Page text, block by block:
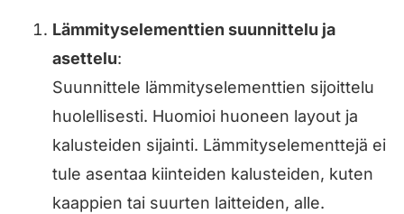
Lämmityselementtien suunnittelu ja
asettelu:
Suunnittele lämmityselementtien sijoittelu
huolellisesti. Huomioi huoneen layout ja
kalusteiden sijainti. Lämmityselementtejä ei
tule asentaa kiinteiden kalusteiden, kuten
kaappien tai suurten laitteiden, alle.